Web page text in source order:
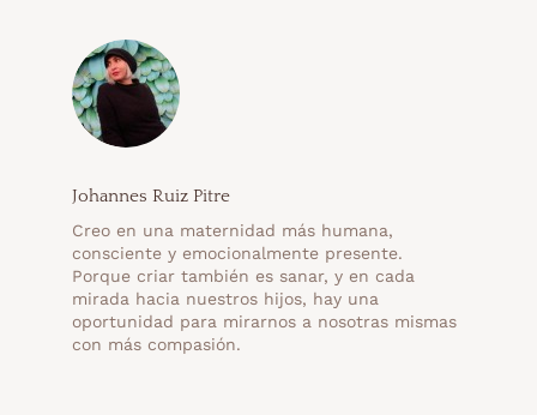
Johannes Ruiz Pitre
Creo en una maternidad más humana,
consciente y emocionalmente presente.
Porque criar también es sanar, y en cada
mirada hacia nuestros hijos, hay una
oportunidad para mirarnos a nosotras mismas
con más compasión.